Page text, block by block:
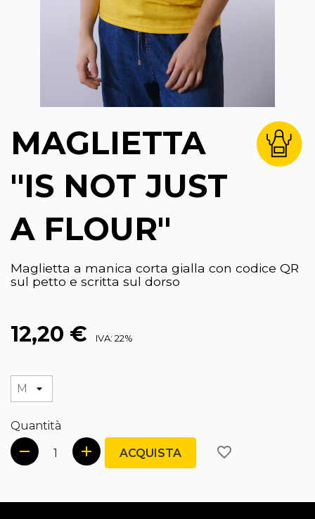
MAGLIETTA
"IS NOT JUST
A FLOUR"
Maglietta a manica corta gialla con codice QR
sul petto e scritta sul dorso
12,20 € IVA: 22%
Quantità
ACQUISTA favorite_border